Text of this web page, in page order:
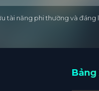
tài năng phi thường và đáng
Bảng